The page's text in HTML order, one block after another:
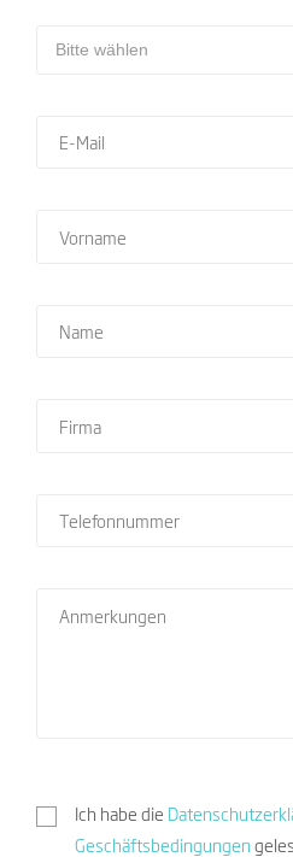
Ich habe die
Geschäftsbedingungen